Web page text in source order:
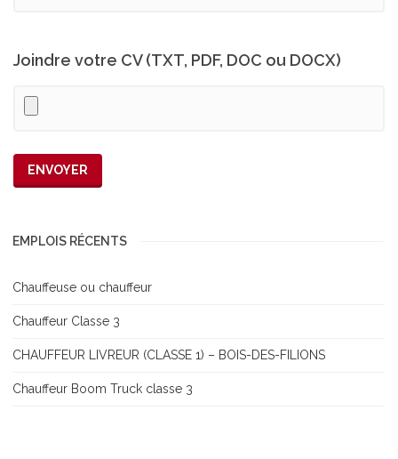
Joindre votre CV (TXT, PDF, DOC ou DOCX)
EMPLOIS RÉCENTS
Chauffeuse ou chauffeur
Chauffeur Classe 3
CHAUFFEUR LIVREUR (CLASSE 1) – BOIS-DES-FILIONS
Chauffeur Boom Truck classe 3